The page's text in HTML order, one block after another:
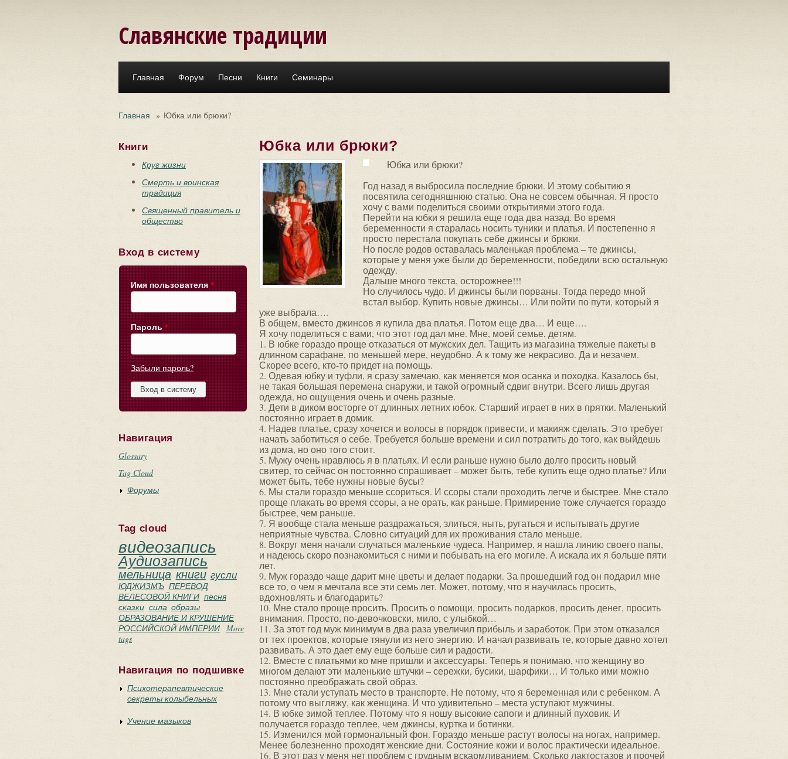
Славянские традиции
Главная Форум Песни Книги Семинары
Главная » Юбка или брюки?
Книги
Круг жизни
Смерть и воинская
традиция
Священный правитель и
общество
Вход в систему
Имя пользователя *
Пароль *
Забыли пароль?
Навигация
Glossary
Tag Cloud
Форумы
Tag cloud
видеозапись
Аудиозапись
мельница книги гусли
ЮДЖИЗМЪ ПЕРЕВОД
ВЕЛЕСОВОЙ КНИГИ песня
сказки сила образы
ОБРАЗОВАНИЕ И КРУШЕНИЕ
РОССИЙСКОЙ ИМПЕРИИ More
tags
Навигация по подшивке
Психотерапевтические
секреты колыбельных
Учение мазыков
Юбка или брюки?
Юбка или брюки?
Год назад я выбросила последние брюки. И этому событию я
посвятила сегодняшнюю статью. Она не совсем обычная. Я просто
хочу с вами поделиться своими открытиями этого года.
Перейти на юбки я решила еще года два назад. Во время
беременности я старалась носить туники и платья. И постепенно я
просто перестала покупать себе джинсы и брюки.
Но после родов оставалась маленькая проблема – те джинсы,
которые у меня уже были до беременности, победили всю остальную
одежду.
Дальше много текста, осторожнее!!!
Но случилось чудо. И джинсы были порваны. Тогда передо мной
встал выбор. Купить новые джинсы… Или пойти по пути, который я
уже выбрала….
В общем, вместо джинсов я купила два платья. Потом еще два… И еще….
Я хочу поделиться с вами, что этот год дал мне. Мне, моей семье, детям.
1. В юбке гораздо проще отказаться от мужских дел. Тащить из магазина тяжелые пакеты в
длинном сарафане, по меньшей мере, неудобно. А к тому же некрасиво. Да и незачем.
Скорее всего, кто-то придет на помощь.
2. Одевая юбку и туфли, я сразу замечаю, как меняется моя осанка и походка. Казалось бы,
не такая большая перемена снаружи, и такой огромный сдвиг внутри. Всего лишь другая
одежда, но ощущения очень и очень разные.
3. Дети в диком восторге от длинных летних юбок. Старший играет в них в прятки. Маленький
постоянно играет в домик.
4. Надев платье, сразу хочется и волосы в порядок привести, и макияж сделать. Это требует
начать заботиться о себе. Требуется больше времени и сил потратить до того, как выйдешь
из дома, но оно того стоит.
5. Мужу очень нравлюсь я в платьях. И если раньше нужно было долго просить новый
свитер, то сейчас он постоянно спрашивает – может быть, тебе купить еще одно платье? Или
может быть, тебе нужны новые бусы?
6. Мы стали гораздо меньше ссориться. И ссоры стали проходить легче и быстрее. Мне стало
проще плакать во время ссоры, а не орать, как раньше. Примирение тоже случается гораздо
быстрее, чем раньше.
7. Я вообще стала меньше раздражаться, злиться, ныть, ругаться и испытывать другие
неприятные чувства. Словно ситуаций для их проживания стало меньше.
8. Вокруг меня начали случаться маленькие чудеса. Например, я нашла линию своего папы,
и надеюсь скоро познакомиться с ними и побывать на его могиле. А искала их я больше пяти
лет.
9. Муж гораздо чаще дарит мне цветы и делает подарки. За прошедший год он подарил мне
все то, о чем я мечтала все эти семь лет. Может, потому, что я научилась просить,
вдохновлять и благодарить?
10. Мне стало проще просить. Просить о помощи, просить подарков, просить денег, просить
внимания. Просто, по-девочковски, мило, с улыбкой…
11. За этот год муж минимум в два раза увеличил прибыль и заработок. При этом отказался
от тех проектов, которые тянули из него энергию. И начал развивать те, которые давно хотел
развивать. А это дает ему еще больше сил и радости.
12. Вместе с платьями ко мне пришли и аксессуары. Теперь я понимаю, что женщину во
многом делают эти маленькие штучки – сережки, бусики, шарфики… И только ими можно
постоянно преображать свой образ.
13. Мне стали уступать место в транспорте. Не потому, что я беременная или с ребенком. А
потому что выгляжу, как женщина. И что удивительно – места уступают мужчины.
14. В юбке зимой теплее. Потому что я ношу высокие сапоги и длинный пуховик. И
получается гораздо теплее, чем джинсы, куртка и ботинки.
15. Изменился мой гормональный фон. Гораздо меньше растут волосы на ногах, например.
Менее болезненно проходят женские дни. Состояние кожи и волос практически идеальное.
16. В этот раз у меня нет проблем с грудным вскармливанием. Сколько лактостазов и прочей